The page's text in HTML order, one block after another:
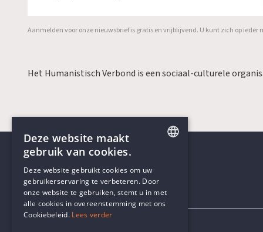
Aanmelden voor onze nieuwsbrief is gratis en vrijblijvend. U kunt zich op ieder
Het Humanistisch Verbond is een sociaal-culturele
Contactgegevens
DUTCH
Deze website maakt
gebruik van cookies.
Deze website gebruikt cookies om uw
gebruikerservaring te verbeteren. Door
onze website te gebruiken, stemt u in met
alle cookies in overeenstemming met ons
Cookiebeleid. Lees verder